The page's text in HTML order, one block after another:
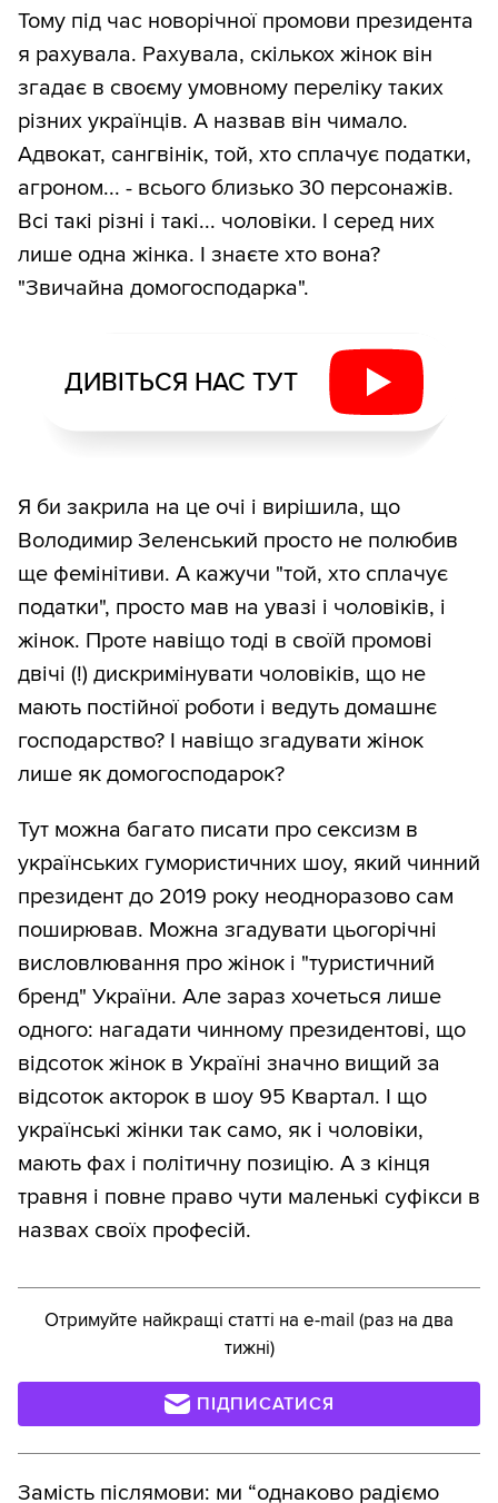
Тому під час новорічної промови президента
я рахувала. Рахувала, скількох жінок він
згадає в своєму умовному переліку таких
різних українців. А назвав він чимало.
Адвокат, сангвінік, той, хто сплачує податки,
агроном... - всього близько 30 персонажів.
Всі такі різні і такі... чоловіки. І серед них
лише одна жінка. І знаєте хто вона?
"Звичайна домогосподарка".
ДИВІТЬСЯ НАС ТУТ
Я би закрила на це очі і вирішила, що
Володимир Зеленський просто не полюбив
ще фемінітиви. А кажучи "той, хто сплачує
податки", просто мав на увазі і чоловіків, і
жінок. Проте навіщо тоді в своїй промові
двічі (!) дискримінувати чоловіків, що не
мають постійної роботи і ведуть домашнє
господарство? І навіщо згадувати жінок
лише як домогосподарок?
Тут можна багато писати про сексизм в
українських гумористичних шоу, який чинний
президент до 2019 року неодноразово сам
поширював. Можна згадувати цьогорічні
висловлювання про жінок і "туристичний
бренд" України. Але зараз хочеться лише
одного: нагадати чинному президентові, що
відсоток жінок в Україні значно вищий за
відсоток акторок в шоу 95 Квартал. І що
українські жінки так само, як і чоловіки,
мають фах і політичну позицію. А з кінця
травня і повне право чути маленькі суфікси в
назвах своїх професій.
Отримуйте найкращі статті на e-mail (раз на два
тижні)
ПІДПИСАТИСЯ
Замість післямови: ми “однаково радіємо